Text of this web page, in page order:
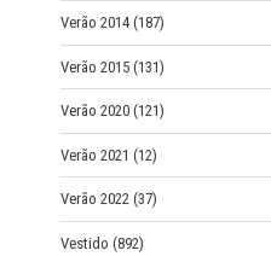
Verão 2014 (187)
Verão 2015 (131)
Verão 2020 (121)
Verão 2021 (12)
Verão 2022 (37)
Vestido (892)